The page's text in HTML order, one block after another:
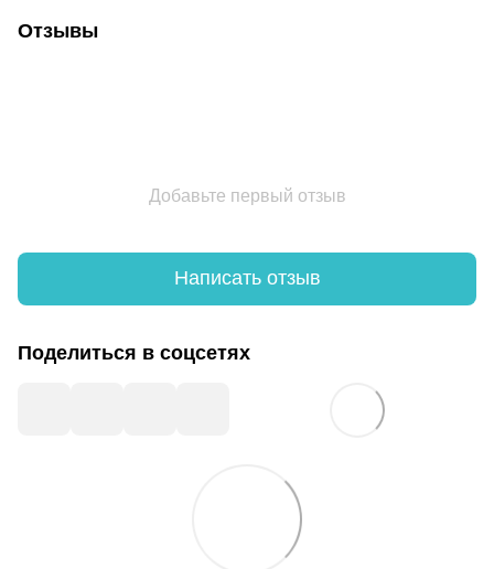
Отзывы
Добавьте первый отзыв
Написать отзыв
Поделиться в соцсетях